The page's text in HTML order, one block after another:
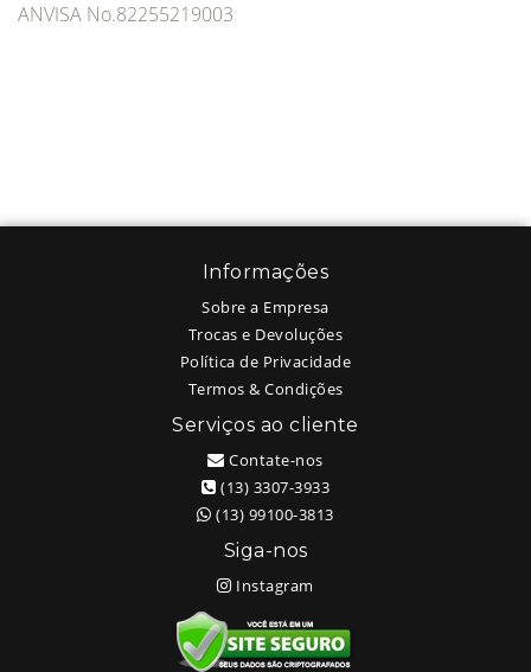
ANVISA No.82255219003
Informações
Sobre a Empresa
Trocas e Devoluções
Política de Privacidade
Termos & Condições
Serviços ao cliente
Contate-nos
(13) 3307-3933
(13) 99100-3813
Siga-nos
Instagram